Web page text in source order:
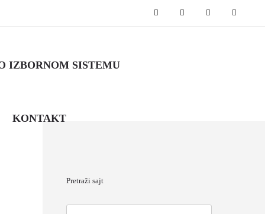
IZBORNOM SISTEMU
KONTAKT
Pretraži sajt